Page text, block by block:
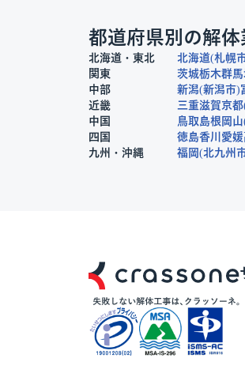
都道府県別の解
北海道・東北 北海道 札幌
関東
茨城栃木群馬
中部
新潟 新潟市
近畿
三重滋賀京都
中国
鳥取島根 岡山
四国
徳島香川 愛媛
九州・沖縄
福岡 北九州